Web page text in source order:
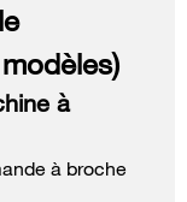
à
à broche